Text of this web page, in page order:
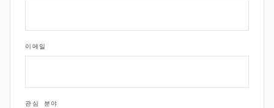
이메일
관심 분야